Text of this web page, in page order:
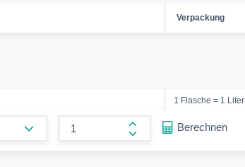
Verpackung
1 Flasche = 1 Liter
form.increase-amount
Berechnen